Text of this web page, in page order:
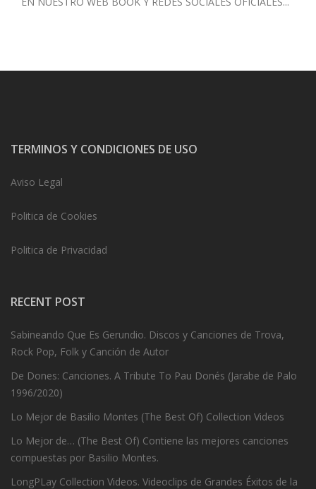
TERMINOS Y CONDICIONES DE USO
Aviso Legal
Politica de Cookies
Politica de Privacidad
RECENT POST
Sabineando Que Es Gerundio. Discos y Canciones de Trova,
Rock Pop, Folk y Canción de Autor
De Dones: Canciones. A Tribute To Pau Donés (Jarabe de Palo
1996/2020)
Lo Mejor de Basilio Montes (The Best Of) Collection Videos
Lo Mejor de… (The Best Of) Contiene las mejores canciones
compuestas por Basilio Montes.
LongPLay Collection Videos. Videoclips de Grandes Éxitos de la